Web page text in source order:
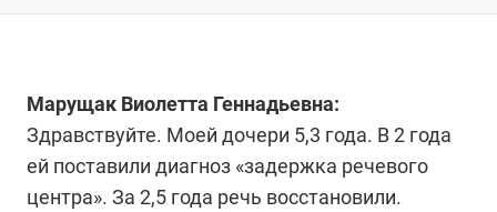
Марущак Виолетта Геннадьевна:
Здравствуйте. Моей дочери 5,3 года. В 2 года
ей поставили диагноз «задержка речевого
центра». За 2,5 года речь восстановили.